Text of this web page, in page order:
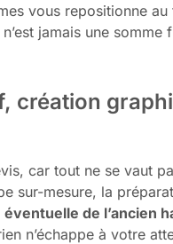
vous repositionne
jamais une somme
création
car tout ne se vaut
sur-mesure, la
de l’ancien
n’échappe à votre